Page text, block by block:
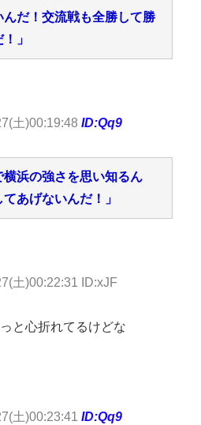
だ！交流戦も全勝して勝
」
土)00:19:48 ID:Qq9
浜の強さを思い知るん
あげないんだ！」
土)00:22:31 ID:xJF
と心折れてるけどな
土)00:23:41 ID:Qq9